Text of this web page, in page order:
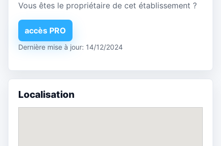
Vous êtes le propriétaire de cet établissement ?
accès PRO
Dernière mise à jour: 14/12/2024
Localisation